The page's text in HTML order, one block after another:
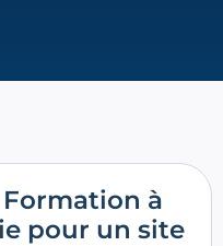
à
pour un site